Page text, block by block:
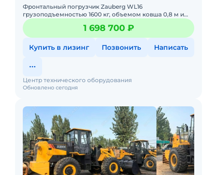
Фронтальный погрузчик Zauberg WL16
грузоподъемностью 1600 кг, объемом ковша 0,8 м и
массой 3800 кг. В наличии на складах РФ.
Действующее ЭПСМ, все налоги и
1 698 700 ₽
Купить в лизинг Позвонить Написать
Обновлено сегодня
Центр технического оборудования